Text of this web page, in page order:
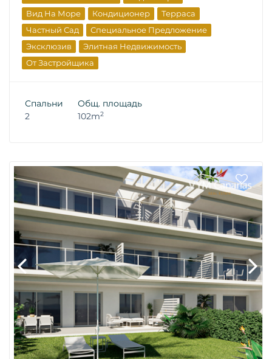
Вид На Море
Кондиционер
Терраса
Частный Сад
Специальное Предложение
Эксклюзив
Элитная Недвижимость
От Застройщика
Спальни
2
Общ. площадь
102m2